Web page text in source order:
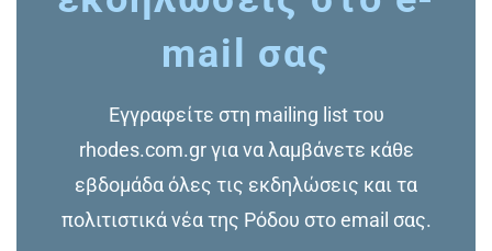
mail σας
Εγγραφείτε στη mailing list του
rhodes.com.gr για να λαμβάνετε κάθε
εβδομάδα όλες τις εκδηλώσεις και τα
πολιτιστικά νέα της Ρόδου στο email σας.